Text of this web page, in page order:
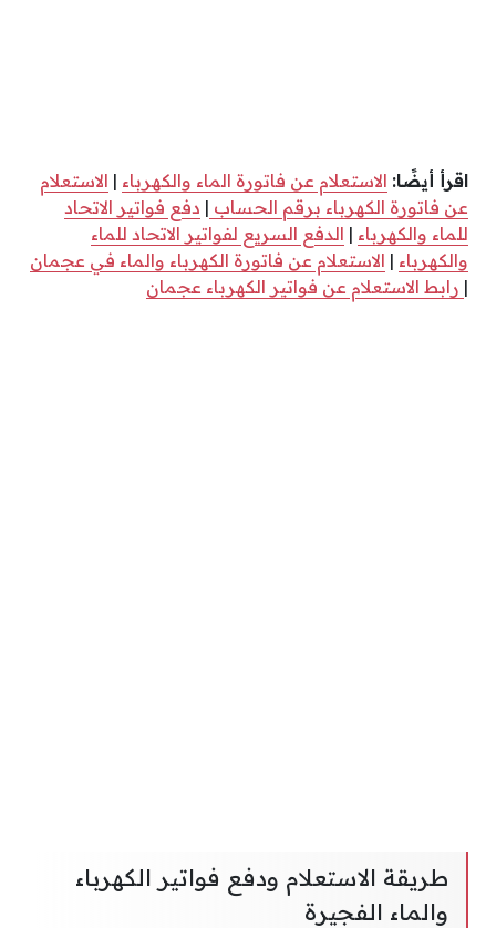
اقرأ أيضًا: الاستعلام عن فاتورة الماء والكهرباء | الاستعلام
عن فاتورة الكهرباء برقم الحساب | دفع فواتير الاتحاد
للماء والكهرباء | الدفع السريع لفواتير الاتحاد للماء
والكهرباء | الاستعلام عن فاتورة الكهرباء والماء في عجمان
| رابط الاستعلام عن فواتير الكهرباء عجمان
طريقة الاستعلام ودفع فواتير الكهرباء
والماء الفجيرة